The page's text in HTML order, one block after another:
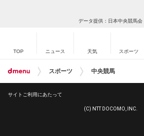
データ提供：日本中央競馬会
TOP ニュース 天気 スポーツ
スポーツ 中央競馬
サイトご利用にあたって
(C) NTT DOCOMO, INC.